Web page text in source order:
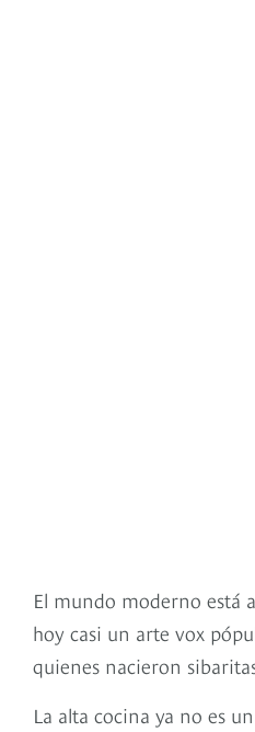
El mundo moderno está
hoy casi un arte vox
quienes nacieron
La alta cocina ya no es